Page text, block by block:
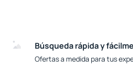
Búsqueda rápida y
Ofertas a medida para tus